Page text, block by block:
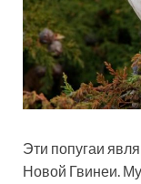
Эти попугаи
Новой Гвинеи.